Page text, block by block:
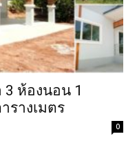
3 ห้องนอน 1
รางเมตร
0